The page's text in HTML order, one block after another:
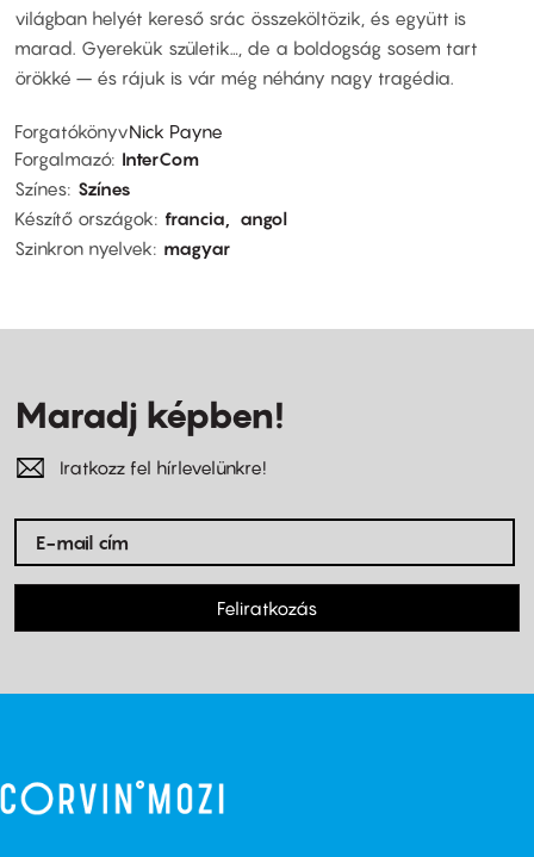
világban helyét kereső srác összeköltözik, és együtt is
marad. Gyerekük születik…, de a boldogság sosem tart
örökké – és rájuk is vár még néhány nagy tragédia.
ForgatókönyvNick Payne
Forgalmazó InterCom
Színes Színes
Készítő országok francia
angol
Szinkron nyelvek
magyar
Maradj képben!
Iratkozz fel hírlevelünkre!
Feliratkozás